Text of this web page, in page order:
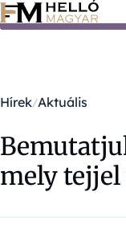
Ugrás a tartalomra
Hírek Aktuális
mely